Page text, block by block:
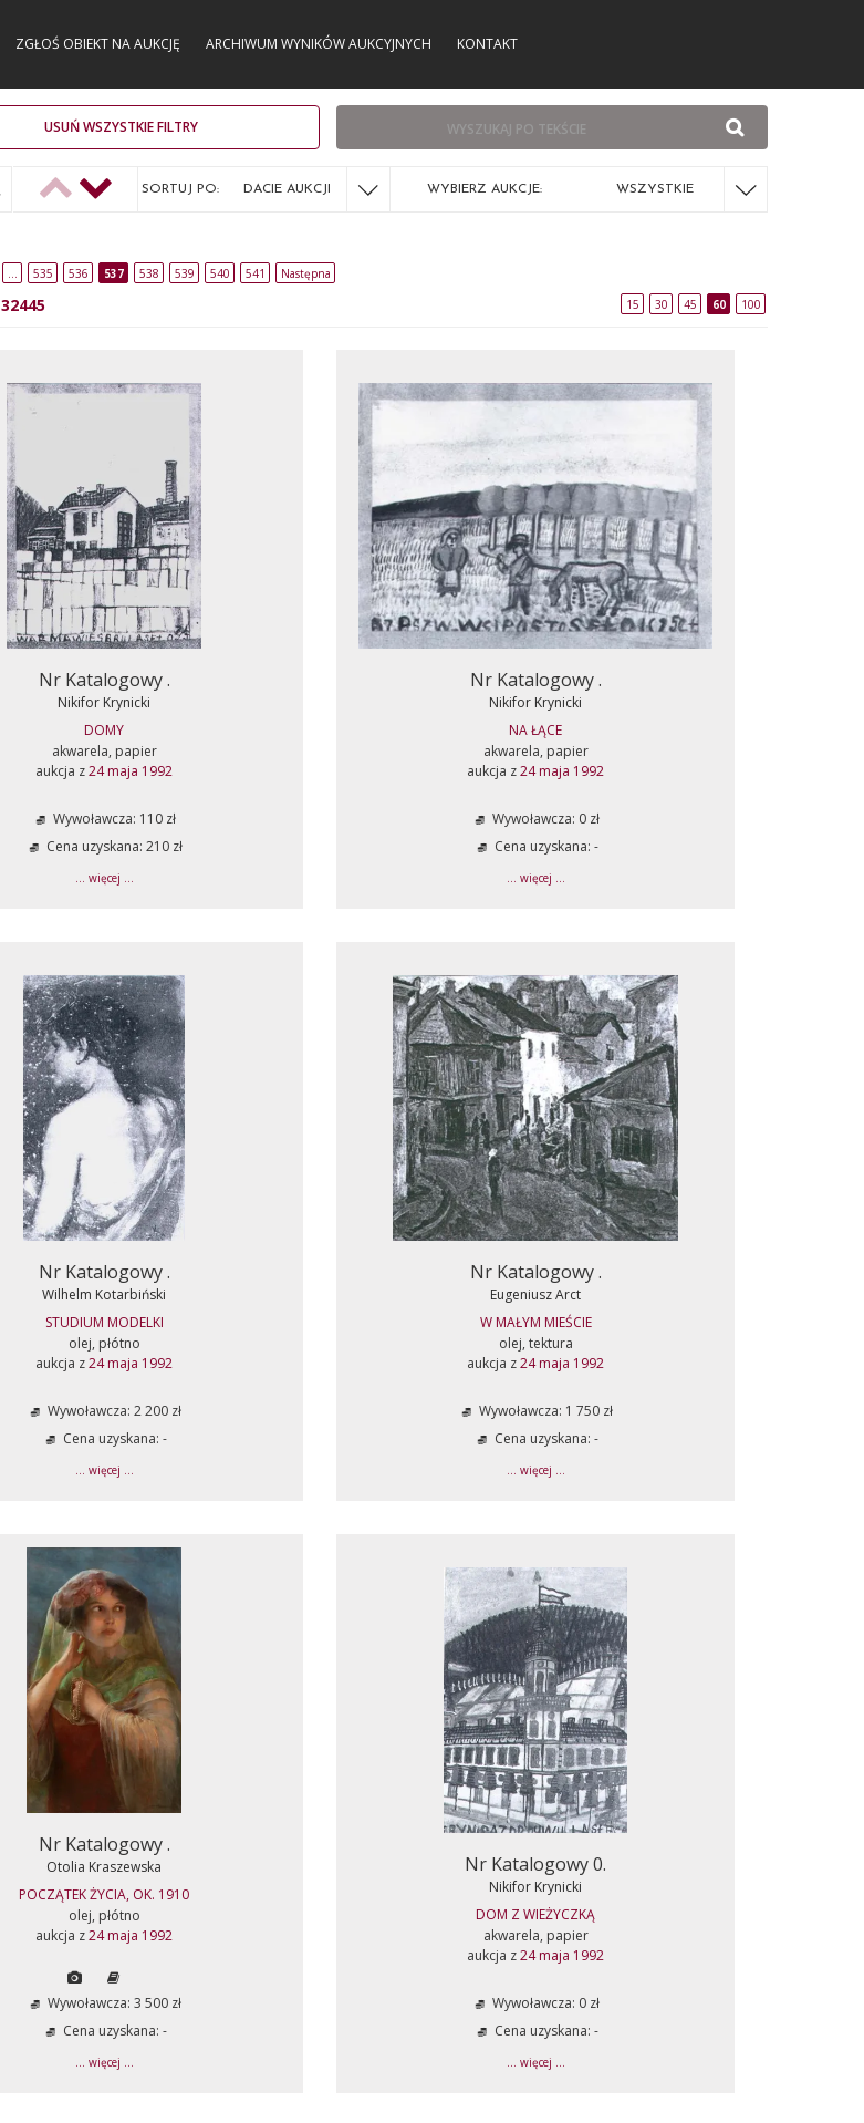
ZGŁOŚ OBIEKT NA AUKCJĘ ARCHIWUM WYNIKÓW AUKCYJNYCH KONTAKT
USUŃ WSZYSTKIE FILTRY
SORTUJ PO: DACIE AUKCJI WYBIERZ AUKCJE: WSZYSTKIE
535 536 537 538 539 540 541 Następna
32445 15 30 45 60 100
Nr Katalogowy .
Nikifor Krynicki
DOMY
akwarela, papier
aukcja z24 maja 1992
Wywoławcza: 110 zł
Cena uzyskana: 210 zł
... więcej ...
Nr Katalogowy .
Nikifor Krynicki
NA ŁĄCE
akwarela, papier
aukcja z24 maja 1992
Wywoławcza: 0 zł
Cena uzyskana: -
... więcej ...
Nr Katalogowy .
Wilhelm Kotarbiński
STUDIUM MODELKI
olej, płótno
aukcja z24 maja 1992
Wywoławcza: 2 200 zł
Cena uzyskana: -
... więcej ...
Nr Katalogowy .
Eugeniusz Arct
W MAŁYM MIEŚCIE
olej, tektura
aukcja z24 maja 1992
Wywoławcza: 1 750 zł
Cena uzyskana: -
... więcej ...
Nr Katalogowy .
Otolia Kraszewska
POCZĄTEK ŻYCIA, OK. 1910
olej, płótno
aukcja z24 maja 1992
Wywoławcza: 3 500 zł
Cena uzyskana: -
... więcej ...
Nr Katalogowy 0.
Nikifor Krynicki
DOM Z WIEŻYCZKĄ
akwarela, papier
aukcja z24 maja 1992
Wywoławcza: 0 zł
Cena uzyskana: -
... więcej ...